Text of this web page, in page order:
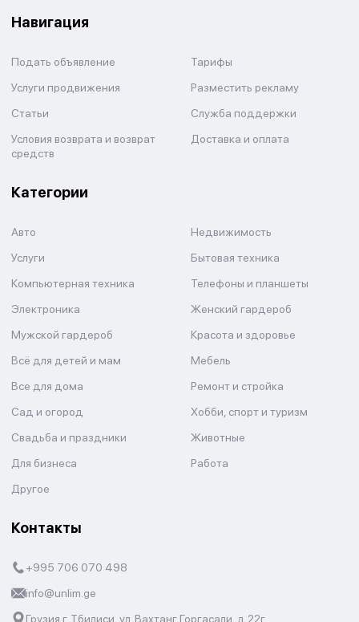
Навигация
Подать объявление
Тарифы
Услуги продвижения
Разместить рекламу
Статьи
Служба поддержки
Условия возврата и возврат
средств
Доставка и оплата
Категории
Авто
Недвижимость
Услуги
Бытовая техника
Компьютерная техника
Телефоны и планшеты
Электроника
Женский гардероб
Мужской гардероб
Красота и здоровье
Всё для детей и мам
Мебель
Все для дома
Ремонт и стройка
Сад и огород
Хобби, спорт и туризм
Свадьба и праздники
Животные
Для бизнеса
Работа
Другое
Контакты
+995 706 070 498
info@unlim.ge
Грузия г. Тбилиси, ул. Вахтанг Горгасали, д.22г.